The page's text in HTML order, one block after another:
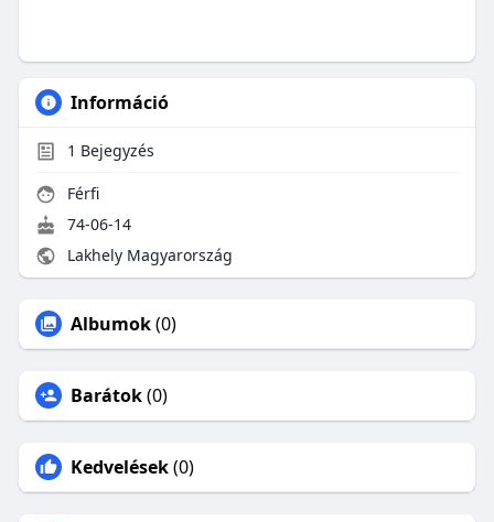
Információ
1 Bejegyzés
Férfi
74-06-14
Lakhely Magyarország
Albumok(0)
Barátok(0)
Kedvelések(0)